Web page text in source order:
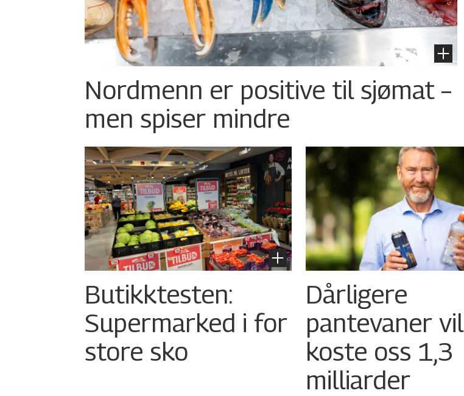
Nordmenn er positive til sjømat –
men spiser mindre
Butikktesten:
Supermarked i for
store sko
Dårligere
pantevaner vil
koste oss 1,3
milliarder